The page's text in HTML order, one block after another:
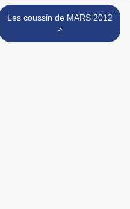
Les coussin de MARS 2012
>